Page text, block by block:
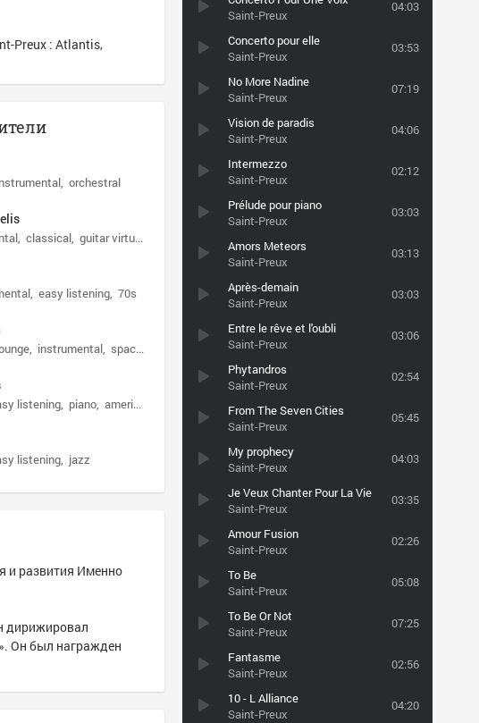
Saint-Preux
04:03
Concerto pour elle
Saint-Preux
03:53
No More Nadine
Saint-Preux
07:19
Vision de paradis
Saint-Preux
04:06
Intermezzo
Saint-Preux
02:12
Prélude pour piano
Saint-Preux
03:03
Amors Meteors
Saint-Preux
03:13
Après-demain
Saint-Preux
03:03
Entre le rêve et l'oubli
Saint-Preux
03:06
Phytandros
Saint-Preux
02:54
From The Seven Cities
Saint-Preux
05:45
My prophecy
Saint-Preux
04:03
Je Veux Chanter Pour La Vie
Saint-Preux
03:35
Amour Fusion
Saint-Preux
02:26
To Be
Saint-Preux
05:08
To Be Or Not
Saint-Preux
07:25
Fantasme
Saint-Preux
02:56
10 - L Alliance
Saint-Preux
04:20
Preux : Atlantis,
orchestral
classical guitar virtuoso
easy listening 70s
instrumental space age pop
listening piano american
listening jazz
и развития Именно
дирижировал
Он был награжден